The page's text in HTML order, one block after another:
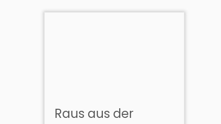
Raus aus der